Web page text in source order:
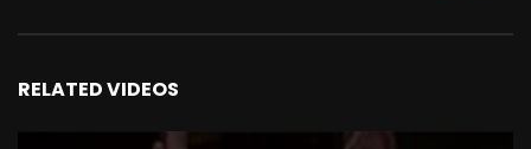
RELATED VIDEOS